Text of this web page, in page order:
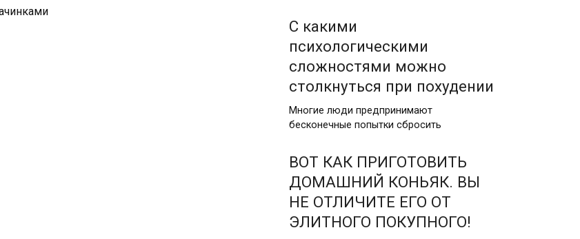
С какими
психологическими
сложностями можно
столкнуться при похудении
Многие люди предпринимают
бесконечные попытки сбросить
ВОТ КАК ПРИГОТОВИТЬ
ДОМАШНИЙ КОНЬЯК. ВЫ
НЕ ОТЛИЧИТЕ ЕГО ОТ
ЭЛИТНОГО ПОКУПНОГО!